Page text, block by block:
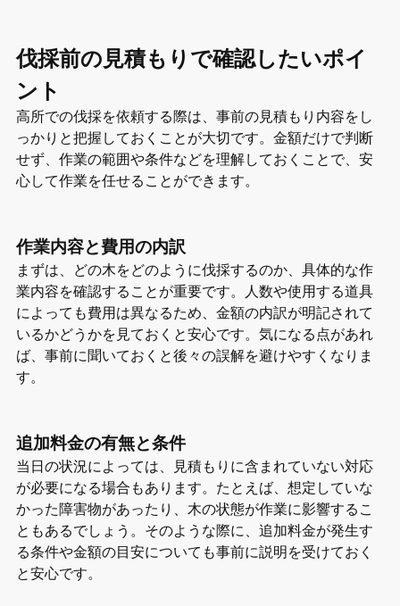
伐採前の見積もりで確認したいポイ
ント
高所での伐採を依頼する際は、事前の見積もり内容をし
っかりと把握しておくことが大切です。金額だけで判断
せず、作業の範囲や条件などを理解しておくことで、安
心して作業を任せることができます。
作業内容と費用の内訳
まずは、どの木をどのように伐採するのか、具体的な作
業内容を確認することが重要です。人数や使用する道具
によっても費用は異なるため、金額の内訳が明記されて
いるかどうかを見ておくと安心です。気になる点があれ
ば、事前に聞いておくと後々の誤解を避けやすくなりま
す。
追加料金の有無と条件
当日の状況によっては、見積もりに含まれていない対応
が必要になる場合もあります。たとえば、想定していな
かった障害物があったり、木の状態が作業に影響するこ
ともあるでしょう。そのような際に、追加料金が発生す
る条件や金額の目安についても事前に説明を受けておく
と安心です。